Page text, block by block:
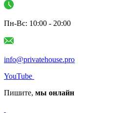
Пн-Вс: 10:00 - 20:00
info@privatehouse.pro
YouTube
Пишите, мы онлайн